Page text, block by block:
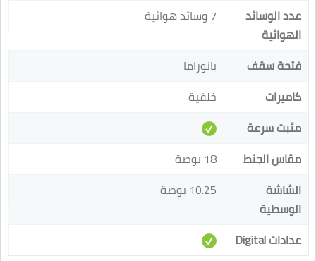
عدد الوسائد
الهوائية
7 وسائد هوائية
فتحة سقف
بانوراما
كاميرات
خلفية
مثبت سرعة
مقاس الجنط
18 بوصة
الشاشة
الوسطية
10.25 بوصة
عدادات Digital